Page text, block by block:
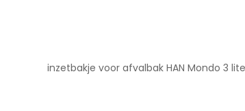
inzetbakje voor afvalbak HAN Mondo 3